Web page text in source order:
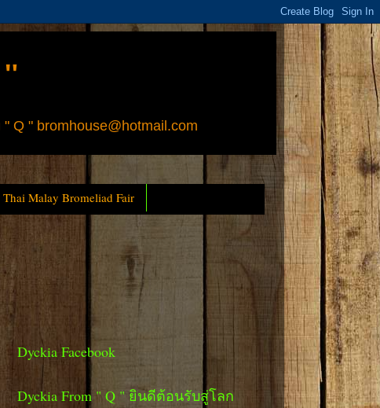
" bromhouse@hotmail.com
Thai Malay Bromeliad Fair
Dyckia Facebook
Dyckia From " Q " ยินดีต้อนรับสู่โลก